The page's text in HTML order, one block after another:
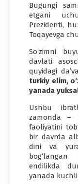
Bugungi
etgani
Prezidenti,
Toqayevga
So‘zimni
davlati
quyidagi
turkiy elim,
yanada
Ushbu
zamonda –
faoliyatini
bir davrda
dini va
endilikda
yanada